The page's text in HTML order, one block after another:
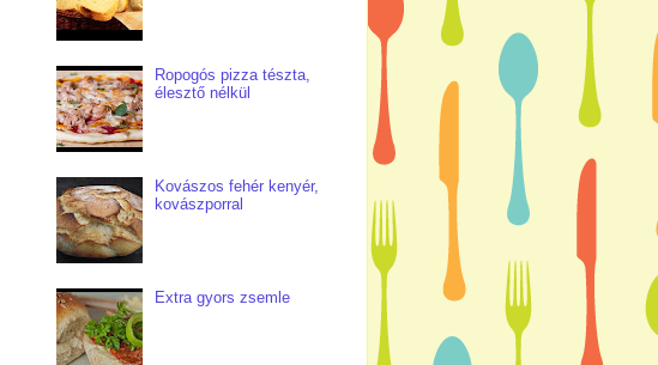
Ropogós pizza tészta,
élesztő nélkül
Kovászos fehér kenyér,
kovászporral
Extra gyors zsemle